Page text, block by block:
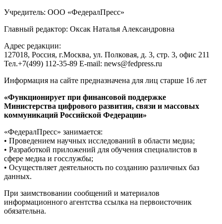
Учредитель: ООО «ФедералПресс»
Главный редактор: Оксак Наталья Александровна
Адрес редакции:
127018, Россия, г.Москва, ул. Полковая, д. 3, стр. 3, офис 211
Тел.+7(499) 112-35-89 E-mail: news@fedpress.ru
Информация на сайте предназначена для лиц старше 16 лет
«Функционирует при финансовой поддержке
Министерства цифрового развития, связи и массовых
коммуникаций Российской Федерации»
«ФедералПресс» занимается:
• Проведением научных исследований в области медиа;
• Разработкой приложений для обучения специалистов в
сфере медиа и госслужбы;
• Осуществляет деятельность по созданию различных баз
данных.
При заимствовании сообщений и материалов
информационного агентства ссылка на первоисточник
обязательна.